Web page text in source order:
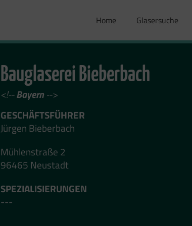
Home Glasersuche
Bauglaserei Bieberbach
<!--Bayern -->
GESCHÄFTSFÜHRER
Jürgen Bieberbach
Mühlenstraße 2
96465 Neustadt
SPEZIALISIERUNGEN
---